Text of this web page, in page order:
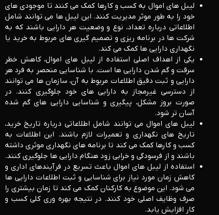
لیبل ‌های اموال به کسب ‌و کارها کمک می‌ کنند تا موجودی ‌های
خود را به ‌طور موثر مدیریت کنند. این لیبل‌ ها می ‌توانند شامل
اطلاعاتی درباره تعداد، نوع و وضعیت هر دارایی باشند که به
شرکت‌ ها در برنامه ‌ریزی و تصمیم ‌گیری ‌های مربوط به خرید یا
نگهداری دارایی‌ ها کمک می ‌کند.
یکی از اهداف اصلی استفاده از لیبل ‌های اموال، کاهش خطر
سرقت و گم شدن دارایی ‌ها است. با شناسایی منحصر به ‌فرد هر
دارایی و ثبت دقیق اطلاعات مربوط به آن، سازمان‌ ها می ‌توانند
از دسترسی غیرمجاز به دارایی‌ های خود جلوگیری کنند. در
صورت بروز مشکل، پیگیری و شناسایی دارایی‌ های گم شده
آسان ‌تر شود.
لیبل‌ های اموال می‌ توانند شامل اطلاعاتی درباره تاریخ خرید،
تاریخ‌ های نگهداری و تعمیرات لازم باشند. این اطلاعات به
کسب‌ و کارها کمک می ‌کند تا برنامه‌ های نگهداری موثری داشته
باشند و از فرسودگی و خرابی زود هنگام دارایی ‌ها جلوگیری کنند.
استفاده از لیبل‌ های اموال باعث تسریع در فرآیندهای اداری و
کاهش زمان مورد نیاز برای شناسایی و ثبت اطلاعات دارایی ‌ها
می ‌شود. این موضوع به کارکنان کمک می‌ کند تا زمان بیشتری را
صرف وظایف اصلی خود کنند. در نتیجه بهره‌ وری کلی کسب ‌و
کار افزایش یابد.